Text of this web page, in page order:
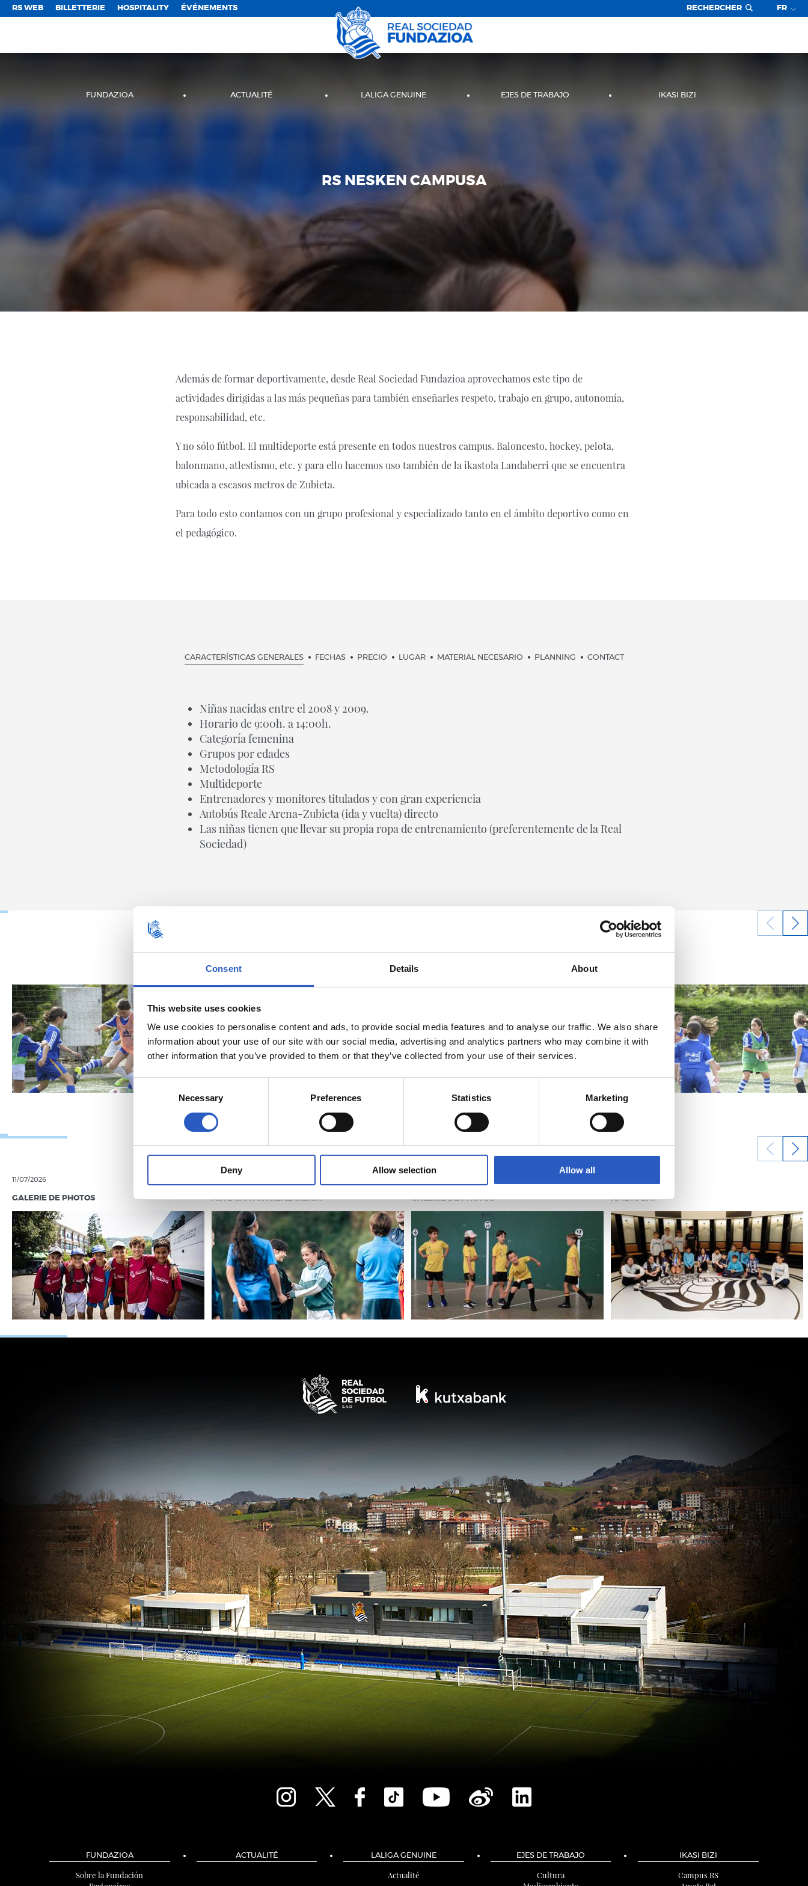
Consent Details About
This website uses cookies
We use cookies to personalise content and ads, to provide social media features and to analyse our traffic. We also share
information about your use of our site with our social media, advertising and analytics partners who may combine it with
other information that you’ve provided to them or that they’ve collected from your use of their services.
Necessary Preferences Statistics Marketing
Deny Allow selection Allow all
RS WEB BILLETTERIE HOSPITALITY ÉVÉNEMENTS RECHERCHER FR
FUNDAZIOA ACTUALITÉ LALIGA GENUINE EJES DE TRABAJO IKASI BIZI
RS NESKEN CAMPUSA
Además de formar deportivamente, desde Real Sociedad Fundazioa aprovechamos este tipo de
actividades dirigidas a las más pequeñas para también enseñarles respeto, trabajo en grupo, autonomía,
responsabilidad, etc.
Y no sólo fútbol. El multideporte está presente en todos nuestros campus. Baloncesto, hockey, pelota,
balonmano, atlestismo, etc. y para ello hacemos uso también de la ikastola Landaberri que se encuentra
ubicada a escasos metros de Zubieta.
Para todo esto contamos con un grupo profesional y especializado tanto en el ámbito deportivo como en
el pedagógico.
CARACTERÍSTICAS GENERALES FECHAS PRECIO LUGAR MATERIAL NECESARIO PLANNING CONTACT
Niñas nacidas entre el 2008 y 2009.
Horario de 9:00h. a 14:00h.
Categoría femenina
Grupos por edades
Metodología RS
Multideporte
Entrenadores y monitores titulados y con gran experiencia
Autobús Reale Arena-Zubieta (ida y vuelta) directo
Las niñas tienen que llevar su propia ropa de entrenamiento (preferentemente de la Real
Sociedad)
11/07/2026
GALERIE DE PHOTOS ASTE SANTUA REALAREKIN GALERIE DE PHOTOS AMETS BAT
FUNDAZIOA
Sobre la Fundación
ACTUALITÉ LALIGA GENUINE
Actualité
EJES DE TRABAJO
Cultura
IKASI BIZI
Campus RS